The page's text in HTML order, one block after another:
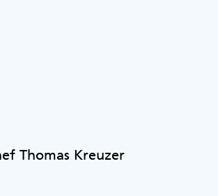
Thomas Kreuzer